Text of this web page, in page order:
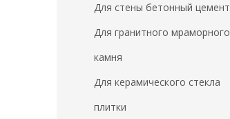
Для стены бетонный цемент
Для гранитного мраморного
камня
Для керамического стекла
плитки